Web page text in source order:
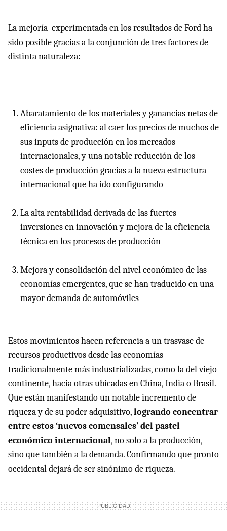
La mejoría experimentada en los resultados de Ford ha
sido posible gracias a la conjunción de tres factores de
distinta naturaleza:
Abaratamiento de los materiales y ganancias netas de
eficiencia asignativa: al caer los precios de muchos de
sus inputs de producción en los mercados
internacionales, y una notable reducción de los
costes de producción gracias a la nueva estructura
internacional que ha ido configurando
La alta rentabilidad derivada de las fuertes
inversiones en innovación y mejora de la eficiencia
técnica en los procesos de producción
Mejora y consolidación del nivel económico de las
economías emergentes, que se han traducido en una
mayor demanda de automóviles
Estos movimientos hacen referencia a un trasvase de
recursos productivos desde las economías
tradicionalmente más industrializadas, como la del viejo
continente, hacia otras ubicadas en China, India o Brasil.
Que están manifestando un notable incremento de
riqueza y de su poder adquisitivo,logrando concentrar
entre estos ‘nuevos comensales’ del pastel
económico internacional, no solo a la producción,
sino que también a la demanda. Confirmando que pronto
occidental dejará de ser sinónimo de riqueza.